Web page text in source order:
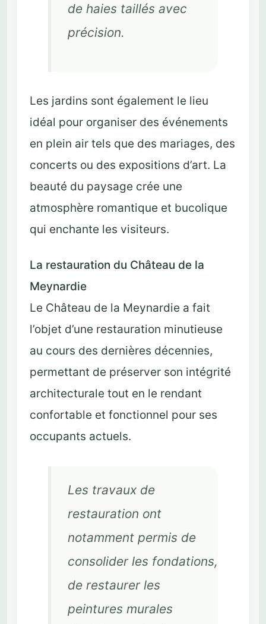
de haies taillés avec
précision.
Les jardins sont également le lieu
idéal pour organiser des événements
en plein air tels que des mariages, des
concerts ou des expositions d’art. La
beauté du paysage crée une
atmosphère romantique et bucolique
qui enchante les visiteurs.
La restauration du Château de la
Meynardie
Le Château de la Meynardie a fait
l’objet d’une restauration minutieuse
au cours des dernières décennies,
permettant de préserver son intégrité
architecturale tout en le rendant
confortable et fonctionnel pour ses
occupants actuels.
Les travaux de
restauration ont
notamment permis de
consolider les fondations,
de restaurer les
peintures murales